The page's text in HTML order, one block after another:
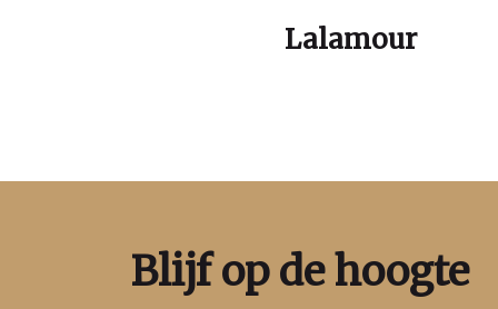
Lalamour
Blijf op de hoogte